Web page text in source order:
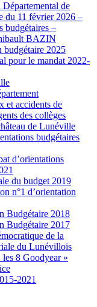
Départemental de
du 11 février 2026 –
budgétaires –
BAZIN
budgétaire 2025
pour le mandat 2022-
et accidents de
des collèges
de Lunéville
budgétaires
d’orientations
du budget 2019
n°1 d’orientation
Budgétaire 2018
Budgétaire 2017
de la
du Lunévillois
les 8 Goodyear »
2021